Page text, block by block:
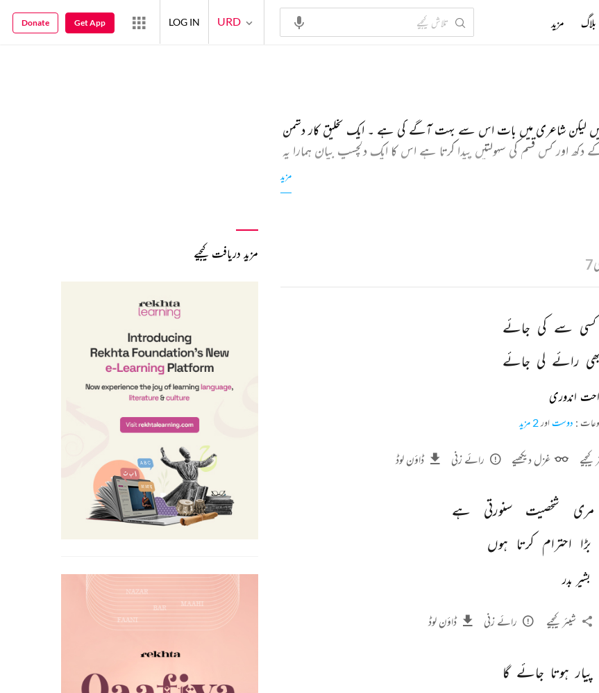
لیکن شاعری میں بات اس سے بہت آگے کی ہے ۔ ایک تخلیق کار دشمن
اور کس قسم کی سہولتیں پیدا کرتا ہے اس کا ایک دلچسپ بیان ہمارا یہ
مزید
7
کسی سے کی جائے
رائے لی جائے
اندوری
: دوست اور2 مزید
کیجیے غزل دیکھیے رائے زنی ڈاؤن لوڈ
مری شخصیت سنورتی
ہے
بڑا احترام کرتا ہوں
بشیر بدر
شیئر کیجیے رائے زنی ڈاؤن لوڈ
پیار ہوتا جائے گا
مزید دریافت کیجیے
بلاگ مزید URD
LOG IN
Get App
Donate